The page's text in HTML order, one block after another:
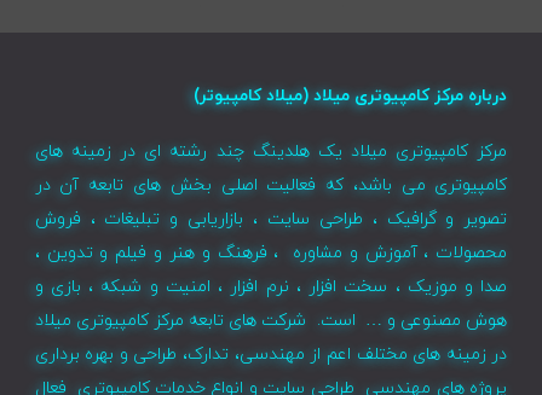
درباره مرکز کامپیوتری میلاد (میلاد کامپیوتر)
مرکز کامپیوتری میلاد یک هلدینگ چند رشته ای در زمینه های
کامپیوتری می باشد، که فعالیت اصلی بخش های تابعه آن در
تصویر و گرافیک ، طراحی سایت ، بازاریابی و تبلیغات ، فروش
محصولات ، آموزش و مشاوره ، فرهنگ و هنر و فیلم و تدوین ،
صدا و موزیک ، سخت افزار ، نرم افزار ، امنیت و شبکه ، بازی و
هوش مصنوعی و … است. شرکت های تابعه مرکز کامپیوتری میلاد
در زمینه های مختلف اعم از مهندسی، تدارک، طراحی و بهره برداری
پروژه های مهندسی طراحی سایت و انواع خدمات کامپیوتری فعال